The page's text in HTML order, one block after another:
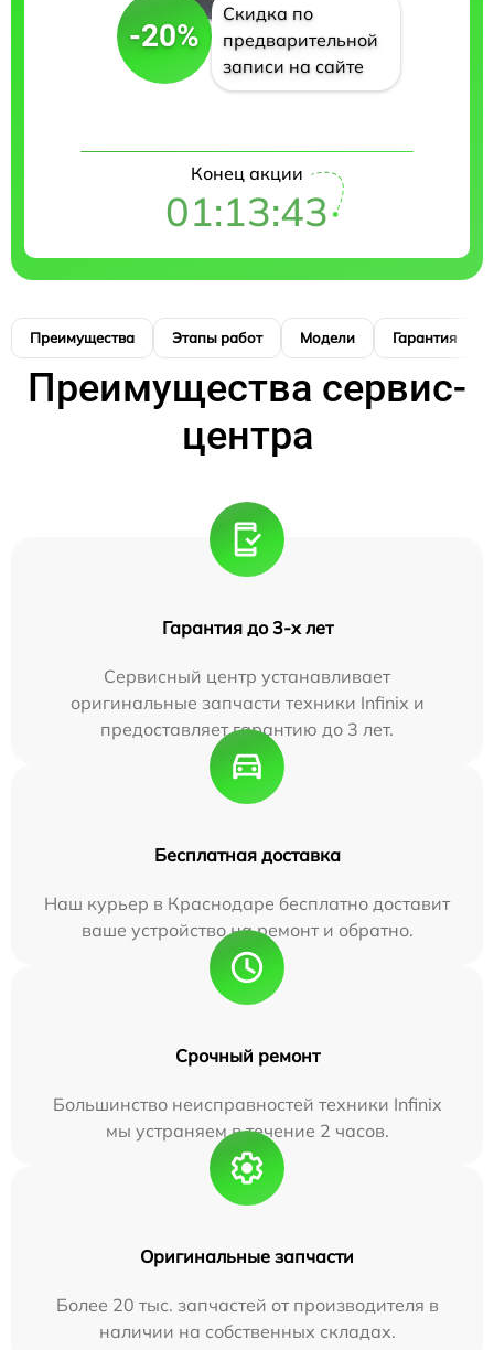
-20%
Скидка по
предварительной
записи на сайте
Конец акции
01:13:42
Преимущества Этапы работ Модели Гарантия
Преимущества сервис-
центра
Гарантия до 3-х лет
Сервисный центр устанавливает
оригинальные запчасти техники Infinix и
предоставляет гарантию до 3 лет.
Бесплатная доставка
Наш курьер в Краснодаре бесплатно доставит
ваше устройство на ремонт и обратно.
Срочный ремонт
Большинство неисправностей техники Infinix
мы устраняем в течение 2 часов.
Оригинальные запчасти
Более 20 тыс. запчастей от производителя в
наличии на собственных складах.